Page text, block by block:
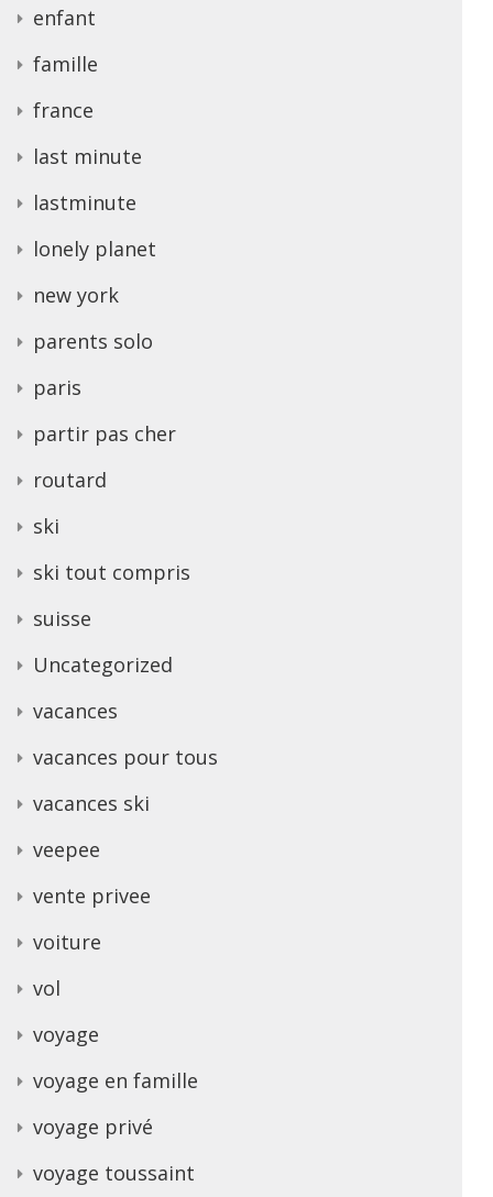
enfant
famille
france
last minute
lastminute
lonely planet
new york
parents solo
paris
partir pas cher
routard
ski
ski tout compris
suisse
Uncategorized
vacances
vacances pour tous
vacances ski
veepee
vente privee
voiture
vol
voyage
voyage en famille
voyage privé
voyage toussaint